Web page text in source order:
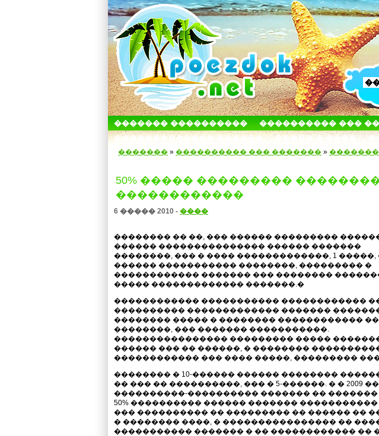
������� ���������� ���������� ���
������������� ������
����� � ����
������� » ���������� ��� ������� »
50% ����� ���������
������������
6 ����� 2010 - ����
�������� �� ��, ��� ������ ��������� ������
������ ��������������� ������ �������
��������, ��� � ���� �������������, 1 �����,
������ ����������� ��������, ��������� �
������������ ������� ��� ��������
����� ������������� �������.�
������������ ����������� ������������
���������� ������������� �������
�������� ����� � �������� ������������
��������, ��� ������� �����������.
���������������� ��������� �����
������ ��� �� ������, � ��������
������������ ��� ���� �����, ��������� ���
�������� � 10-������ ������ ��������
�� ��� �� ����������, ��� � 5-������. � � 2009
����������-���������� ������� ��
50% ���������� ������ ������� �����������
��� ���������� �� ��������� �� ������ ��
� �������� ����, � ���������������� ��
����������� ������� � �� ������������ ��